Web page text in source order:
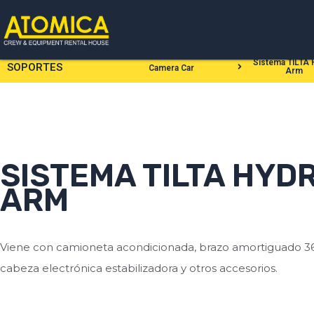
al
contenido
SOPORTES Camera Car
Sistema TILTA
Arm
SISTEMA TILTA
ARM
Viene con camioneta acondicionada, brazo amortiguado
cabeza electrónica estabilizadora y otros accesorios.